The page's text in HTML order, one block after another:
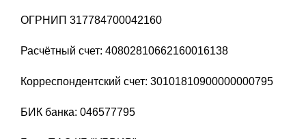
ОГРНИП 317784700042160
Расчётный счет: 40802810662160016138
Корреспондентский счет: 30101810900000000795
БИК банка: 046577795